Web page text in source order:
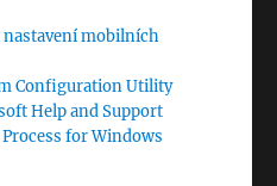
mobilních
Configuration Utility
Help and Support
for Windows